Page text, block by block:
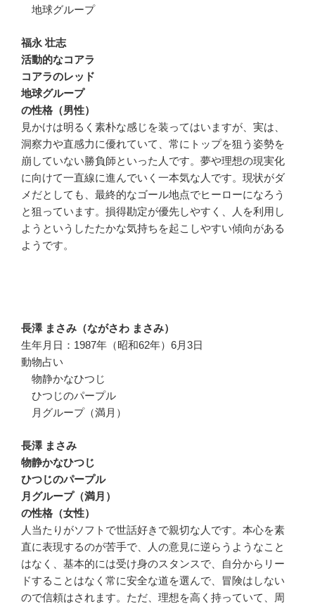
地球グループ
福永 壮志
活動的なコアラ
コアラのレッド
地球グループ
の性格（男性）
見かけは明るく素朴な感じを装ってはいますが、実は、
洞察力や直感力に優れていて、常にトップを狙う姿勢を
崩していない勝負師といった人です。夢や理想の現実化
に向けて一直線に進んでいく一本気な人です。現状がダ
メだとしても、最終的なゴール地点でヒーローになろう
と狙っています。損得勘定が優先しやすく、人を利用し
ようというしたたかな気持ちを起こしやすい傾向がある
ようです。
長澤 まさみ（ながさわ まさみ）
生年月日：1987年（昭和62年）6月3日
動物占い
物静かなひつじ
ひつじのパープル
月グループ（満月）
長澤 まさみ
物静かなひつじ
ひつじのパープル
月グループ（満月）
の性格（女性）
人当たりがソフトで世話好きで親切な人です。本心を素
直に表現するのが苦手で、人の意見に逆らうようなこと
はなく、基本的には受け身のスタンスで、自分からリー
ドすることはなく常に安全な道を選んで、冒険はしない
ので信頼はされます。ただ、理想を高く持っていて、周